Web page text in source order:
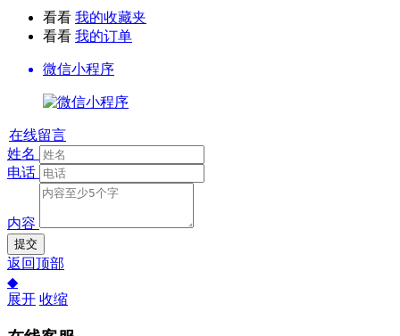
看看 我的收藏夹
看看 我的订单
微信小程序
在线留言
姓名
电话
内容
提交
返回顶部
◆
展开 收缩